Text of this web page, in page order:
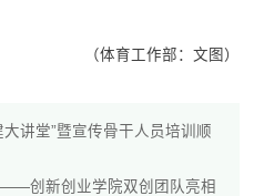
（体育工作部：文图）
讲堂”暨宣传骨干人员培训顺
创新创业学院双创团队亮相